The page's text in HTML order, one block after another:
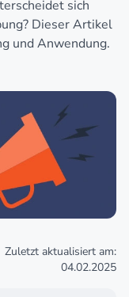
sich
Dieser Artikel
und Anwendung.
Zuletzt aktualisiert am:
04.02.2025